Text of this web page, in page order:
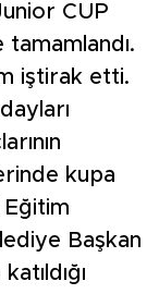
CUP
iştirak etti.
kupa
Eğitim
Başkan